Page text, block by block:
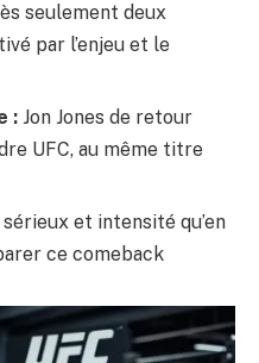
seulement deux
par l’enjeu et le
: Jon Jones de retour
UFC, au même titre
sérieux et intensité qu’en
ce comeback